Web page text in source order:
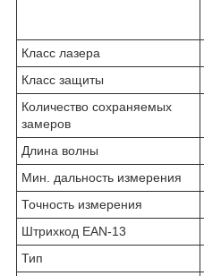
Класс лазера
Класс защиты
Количество сохраняемых
замеров
Длина волны
Мин. дальность измерения
Точность измерения
Штрихкод EAN-13
Тип